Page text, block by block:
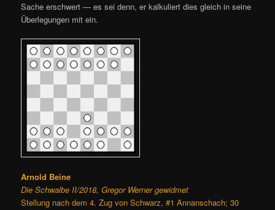
Sache erschwert — es sei denn, er kalkuliert dies gleich in seine
Überlegungen mit ein.
Arnold Beine
Die Schwalbe II/2018, Gregor Werner gewidmet
Stellung nach dem 4. Zug von Schwarz, #1 Annanschach; 30